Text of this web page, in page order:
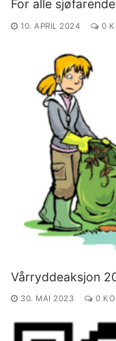
For alle
10. APRIL 2024 0
Vårryddeaksjon
30. MAI 2023 0